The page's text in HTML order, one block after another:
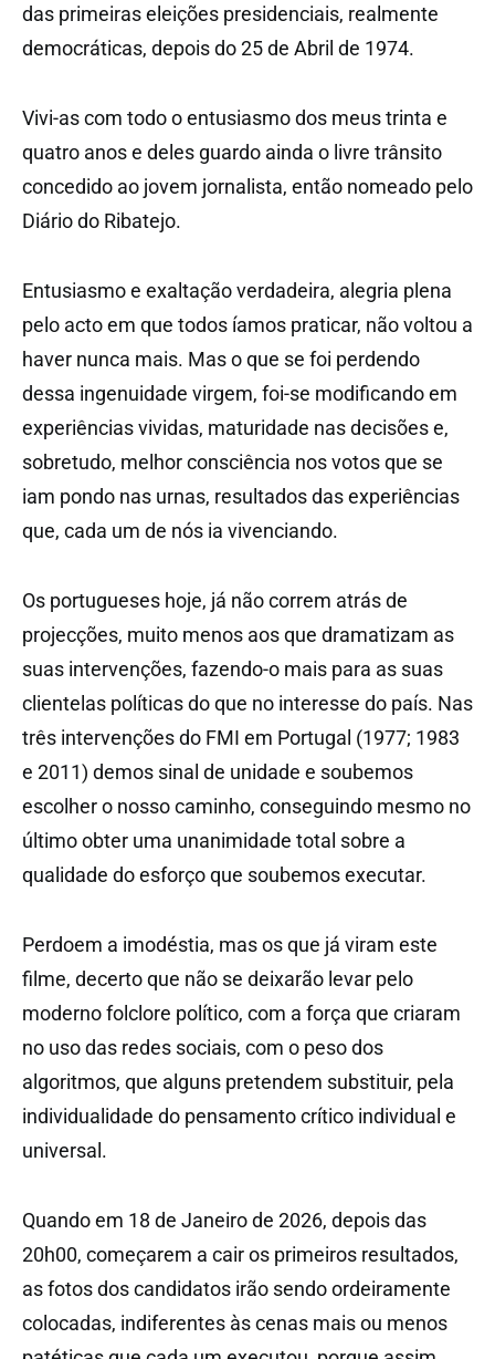
das primeiras eleições presidenciais, realmente
democráticas, depois do 25 de Abril de 1974.
Vivi-as com todo o entusiasmo dos meus trinta e
quatro anos e deles guardo ainda o livre trânsito
concedido ao jovem jornalista, então nomeado pelo
Diário do Ribatejo.
Entusiasmo e exaltação verdadeira, alegria plena
pelo acto em que todos íamos praticar, não voltou a
haver nunca mais. Mas o que se foi perdendo
dessa ingenuidade virgem, foi-se modificando em
experiências vividas, maturidade nas decisões e,
sobretudo, melhor consciência nos votos que se
iam pondo nas urnas, resultados das experiências
que, cada um de nós ia vivenciando.
Os portugueses hoje, já não correm atrás de
projecções, muito menos aos que dramatizam as
suas intervenções, fazendo-o mais para as suas
clientelas políticas do que no interesse do país. Nas
três intervenções do FMI em Portugal (1977; 1983
e 2011) demos sinal de unidade e soubemos
escolher o nosso caminho, conseguindo mesmo no
último obter uma unanimidade total sobre a
qualidade do esforço que soubemos executar.
Perdoem a imodéstia, mas os que já viram este
filme, decerto que não se deixarão levar pelo
moderno folclore político, com a força que criaram
no uso das redes sociais, com o peso dos
algoritmos, que alguns pretendem substituir, pela
individualidade do pensamento crítico individual e
universal.
Quando em 18 de Janeiro de 2026, depois das
20h00, começarem a cair os primeiros resultados,
as fotos dos candidatos irão sendo ordeiramente
colocadas, indiferentes às cenas mais ou menos